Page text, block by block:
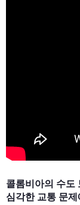
콜롬비아의 수도
심각한 교통 문